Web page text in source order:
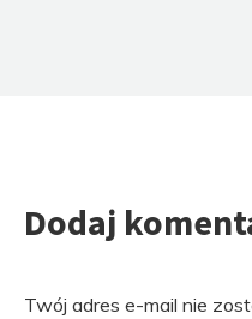
Dodaj
Twój adres e-mail nie